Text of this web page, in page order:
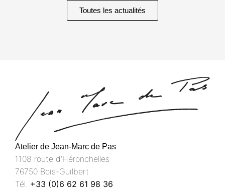
Toutes les actualités
Atelier de Jean-Marc de Pas
1108 route d’Héronchelles
76750 Bois-Guilbert
Tél. +33 (0)6 62 61 98 36